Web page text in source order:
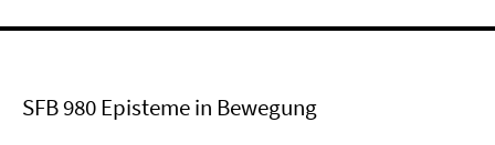
SFB 980 Episteme in Bewegung